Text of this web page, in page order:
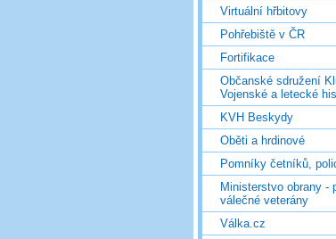
Virtuální hřbitovy
Pohřebiště v ČR
Fortifikace
Občanské sdružení
Vojenské a letecké
KVH Beskydy
Oběti a hrdinové
Pomníky četníků,
Ministerstvo obrany -
válečné veterány
Válka.cz